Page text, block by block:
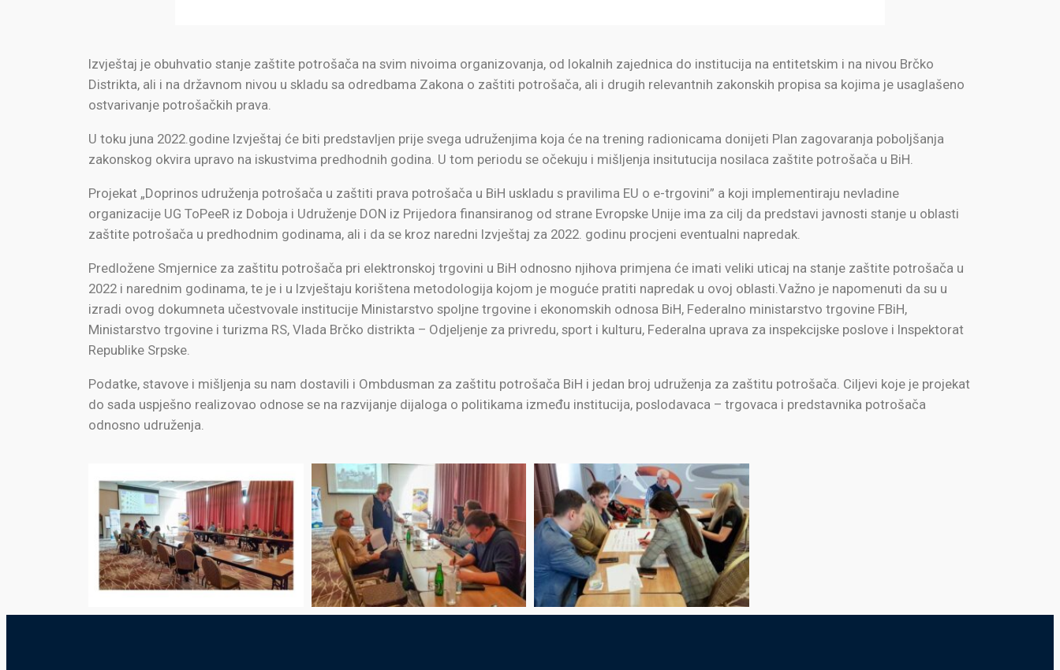
Izvještaj je obuhvatio stanje zaštite potrošača na svim nivoima organizovanja, od lokalnih zajednica do institucija na entitetskim i na nivou Brčko
Distrikta, ali i na državnom nivou u skladu sa odredbama Zakona o zaštiti potrošača, ali i drugih relevantnih zakonskih propisa sa kojima je usaglašeno
ostvarivanje potrošačkih prava.
U toku juna 2022.godine Izvještaj će biti predstavljen prije svega udruženjima koja će na trening radionicama donijeti Plan zagovaranja poboljšanja
zakonskog okvira upravo na iskustvima predhodnih godina. U tom periodu se očekuju i mišljenja insitutucija nosilaca zaštite potrošača u BiH.
Projekat „Doprinos udruženja potrošača u zaštiti prava potrošača u BiH uskladu s pravilima EU o e-trgovini” a koji implementiraju nevladine
organizacije UG ToPeeR iz Doboja i Udruženje DON iz Prijedora finansiranog od strane Evropske Unije ima za cilj da predstavi javnosti stanje u oblasti
zaštite potrošača u predhodnim godinama, ali i da se kroz naredni Izvještaj za 2022. godinu procjeni eventualni napredak.
Predložene Smjernice za zaštitu potrošača pri elektronskoj trgovini u BiH odnosno njihova primjena će imati veliki uticaj na stanje zaštite potrošača u
2022 i narednim godinama, te je i u Izvještaju korištena metodologija kojom je moguće pratiti napredak u ovoj oblasti.Važno je napomenuti da su u
izradi ovog dokumneta učestvovale institucije Ministarstvo spoljne trgovine i ekonomskih odnosa BiH, Federalno ministarstvo trgovine FBiH,
Ministarstvo trgovine i turizma RS, Vlada Brčko distrikta – Odjeljenje za privredu, sport i kulturu, Federalna uprava za inspekcijske poslove i Inspektorat
Republike Srpske.
Podatke, stavove i mišljenja su nam dostavili i Ombdusman za zaštitu potrošača BiH i jedan broj udruženja za zaštitu potrošača. Ciljevi koje je projekat
do sada uspješno realizovao odnose se na razvijanje dijaloga o politikama između institucija, poslodavaca – trgovaca i predstavnika potrošača
odnosno udruženja.